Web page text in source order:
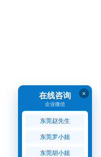
×
在线咨询
企业微信
东莞赵先生
东莞罗小姐
东莞胡小姐